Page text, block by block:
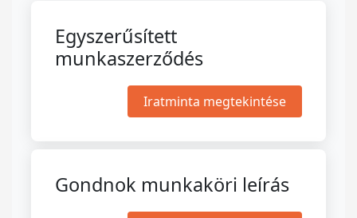
Egyszerűsített
munkaszerződés
Iratminta megtekintése
Gondnok munkaköri leírás